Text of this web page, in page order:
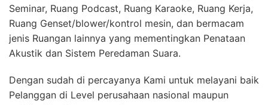
Seminar, Ruang Podcast, Ruang Karaoke, Ruang Kerja,
Ruang Genset/blower/kontrol mesin, dan bermacam
jenis Ruangan lainnya yang mementingkan Penataan
Akustik dan Sistem Peredaman Suara.
Dengan sudah di percayanya Kami untuk melayani baik
Pelanggan di Level perusahaan nasional maupun